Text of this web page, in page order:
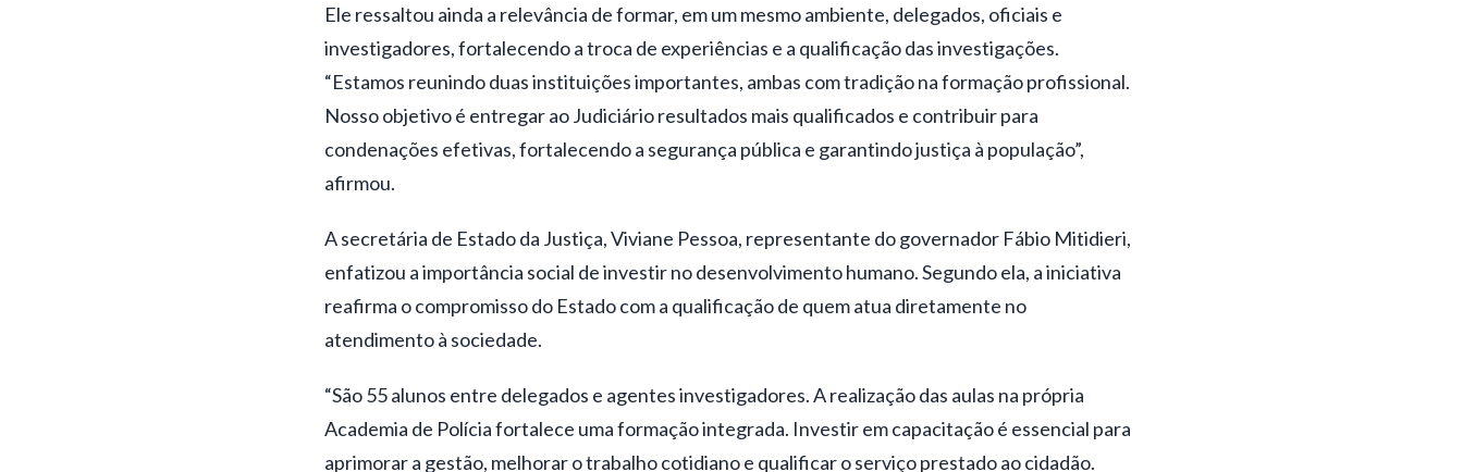
Ele ressaltou ainda a relevância de formar, em um mesmo ambiente, delegados, oficiais e
investigadores, fortalecendo a troca de experiências e a qualificação das investigações.
“Estamos reunindo duas instituições importantes, ambas com tradição na formação profissional.
Nosso objetivo é entregar ao Judiciário resultados mais qualificados e contribuir para
condenações efetivas, fortalecendo a segurança pública e garantindo justiça à população”,
afirmou.
A secretária de Estado da Justiça, Viviane Pessoa, representante do governador Fábio Mitidieri,
enfatizou a importância social de investir no desenvolvimento humano. Segundo ela, a iniciativa
reafirma o compromisso do Estado com a qualificação de quem atua diretamente no
atendimento à sociedade.
“São 55 alunos entre delegados e agentes investigadores. A realização das aulas na própria
Academia de Polícia fortalece uma formação integrada. Investir em capacitação é essencial para
aprimorar a gestão, melhorar o trabalho cotidiano e qualificar o serviço prestado ao cidadão.